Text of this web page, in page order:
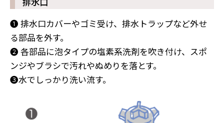
❶ 排水口カバーやゴミ受け、排水トラップなど外せ
る部品を外す。
❷ 各部品に泡タイプの塩素系洗剤を吹き付け、スポ
ンジやブラシで汚れやぬめりを落とす。
❸水でしっかり洗い流す。